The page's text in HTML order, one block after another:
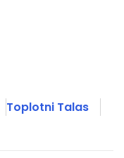
Toplotni Talas